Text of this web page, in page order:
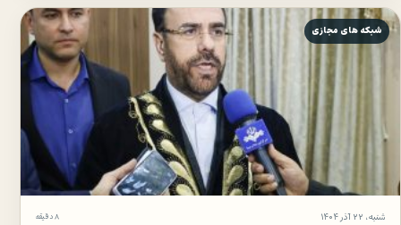
شبکه های مجازی
شنبه، ۲۲ آذر ۱۴۰۴ ۸ دقیقه